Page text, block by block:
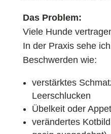
Das Problem:
Viele Hunde
In der Praxis sehe
Beschwerden wie:
verstärktes
Leerschlucken
Übelkeit oder
verändertes